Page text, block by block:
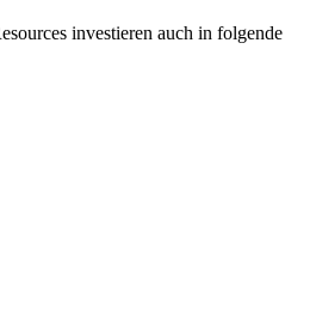
investieren auch in folgende